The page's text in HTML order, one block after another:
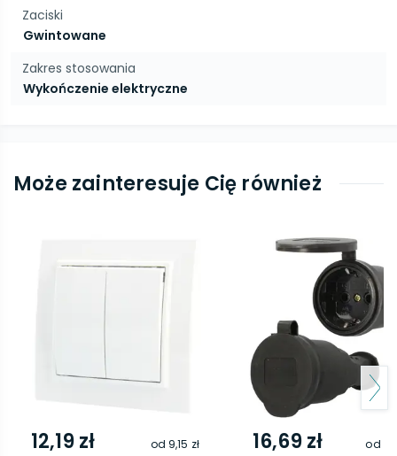
Zaciski
Gwintowane
Zakres stosowania
Wykończenie elektryczne
Może zainteresuje Cię również
12,19 zł od 9,15 zł 16,69 zł od